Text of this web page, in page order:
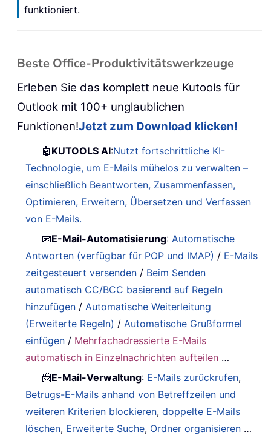
funktioniert.
Beste Office-Produktivitätswerkzeuge
Erleben Sie das komplett neue Kutools für
Outlook mit 100+ unglaublichen
Funktionen!Jetzt zum Download klicken!
🤖 KUTOOLS AI:Nutzt fortschrittliche KI-
Technologie, um E-Mails mühelos zu verwalten –
einschließlich Beantworten, Zusammenfassen,
Optimieren, Erweitern, Übersetzen und Verfassen
von E-Mails.
📧E-Mail-Automatisierung: Automatische
Antworten (verfügbar für POP und IMAP) / E-Mails
zeitgesteuert versenden / Beim Senden
automatisch CC/BCC basierend auf Regeln
hinzufügen / Automatische Weiterleitung
(Erweiterte Regeln) / Automatische Grußformel
einfügen / Mehrfachadressierte E-Mails
automatisch in Einzelnachrichten aufteilen …
📨E-Mail-Verwaltung: E-Mails zurückrufen,
Betrugs-E-Mails anhand von Betreffzeilen und
weiteren Kriterien blockieren,doppelte E-Mails
löschen, Erweiterte Suche, Ordner organisieren …